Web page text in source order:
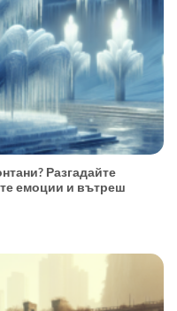
Разгадайте
емоции и вътреш